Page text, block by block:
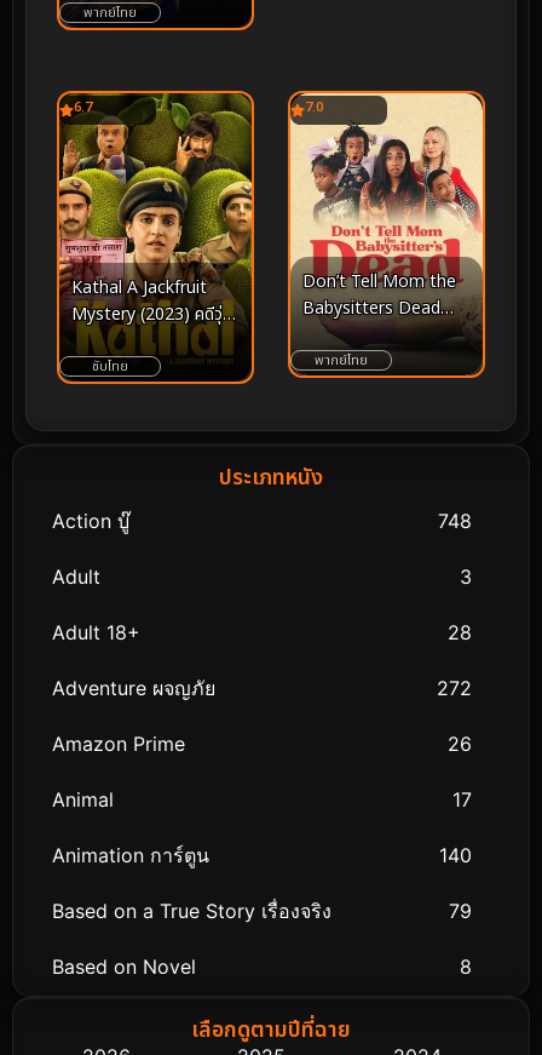
พากย์ไทย
6.7
Kathal A Jackfruit
Mystery (2023) คดีวุ่น
ขนุนอลเวง
ซับไทย
7.0
Don’t Tell Mom the
Babysitters Dead
(2024) – ปลุกตำนาน
ความฮาฉบับรีเมค เมื่อ
พากย์ไทย
ประเภทหนัง
Action บู๊ 748
Adult 3
Adult 18+ 28
Adventure ผจญภัย 272
Amazon Prime 26
Animal 17
Animation การ์ตูน 140
Based on a True Story เรื่องจริง 79
Based on Novel 8
Biography ชีวิตจริงเลือกดูตามปีที่ฉาย